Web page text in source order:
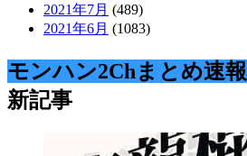
2021年7月 (489)
2021年6月 (1083)
モンハン2Chまとめ速報
新記事